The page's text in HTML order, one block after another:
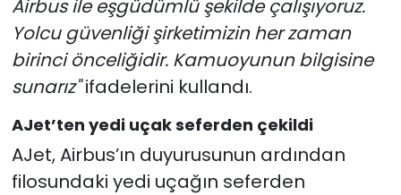
Airbus ile eşgüdümlü şekilde çalışıyoruz.
Yolcu güvenliği şirketimizin her zaman
birinci önceliğidir. Kamuoyunun bilgisine
sunarız"ifadelerini kullandı.
AJet’ten yedi uçak seferden çekildi
AJet, Airbus’ın duyurusunun ardından
filosundaki yedi uçağın seferden